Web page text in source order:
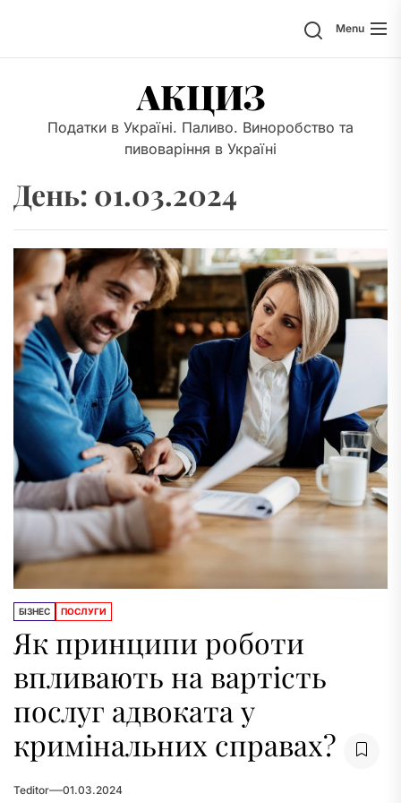
the
SearchMenu
АКЦИЗ
Податки в Україні. Паливо. Виноробство та
пивоваріння в Україні
День: 01.03.2024
БІЗНЕС ПОСЛУГИ
Як принципи роботи
впливають на вартість
послуг адвоката у
кримінальних справах?
Teditor 01.03.2024